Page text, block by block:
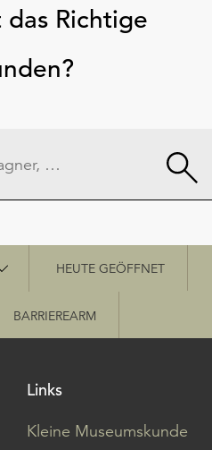
Richtige
HEUTE GEÖFFNET
BARRIEREARM
Links
Kleine Museumskunde